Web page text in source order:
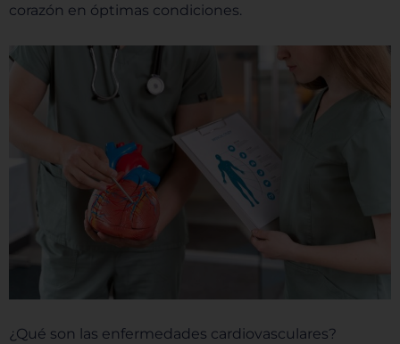
corazón en óptimas condiciones.
¿Qué son las enfermedades cardiovasculares?